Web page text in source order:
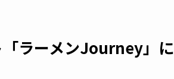
「ラーメンJourney」に